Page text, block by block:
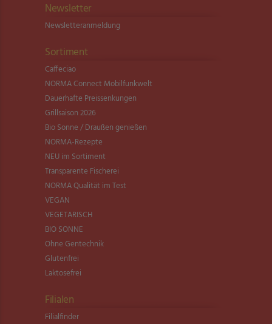
Newsletter
Newsletter­anmeldung
Sortiment
Caffeciao
NORMA Connect Mobilfunkwelt
Dauerhafte Preissenkungen
Grillsaison 2026
Bio Sonne / Draußen genießen
NORMA-Rezepte
NEU im Sortiment
Transparente Fischerei
NORMA Qualität im Test
VEGAN
VEGETARISCH
BIO SONNE
Ohne Gentechnik
Glutenfrei
Laktosefrei
Filialen
Filialfinder